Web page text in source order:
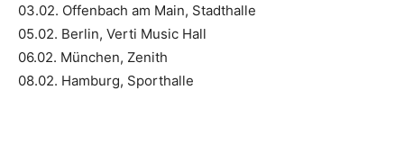
03.02. Offenbach am Main, Stadthalle
05.02. Berlin, Verti Music Hall
06.02. München, Zenith
08.02. Hamburg, Sporthalle